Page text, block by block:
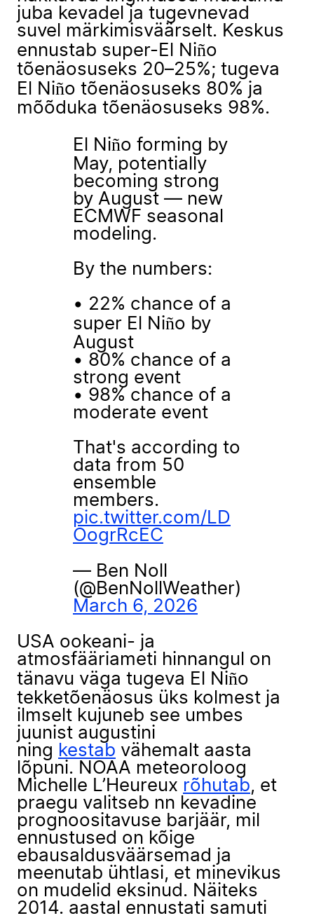
juba kevadel ja tugevnevad
suvel märkimisväärselt. Keskus
ennustab super-El Niño
tõenäosuseks 20–25%; tugeva
El Niño tõenäosuseks 80% ja
mõõduka tõenäosuseks 98%.
El Niño forming by
May, potentially
becoming strong
by August — new
ECMWF seasonal
modeling.
By the numbers:
• 22% chance of a
super El Niño by
August
• 80% chance of a
strong event
• 98% chance of a
moderate event
That's according to
data from 50
ensemble
members.
pic.twitter.com/LD
OogrRcEC
— Ben Noll
(@BenNollWeather)
March 6, 2026
USA ookeani- ja
atmosfääriameti hinnangul on
tänavu väga tugeva El Niño
tekketõenäosus üks kolmest ja
ilmselt kujuneb see umbes
juunist augustini
ning kestab vähemalt aasta
lõpuni. NOAA meteoroloog
Michelle L’Heureux rõhutab, et
praegu valitseb nn kevadine
prognoositavuse barjäär, mil
ennustused on kõige
ebausaldusväärsemad ja
meenutab ühtlasi, et minevikus
on mudelid eksinud. Näiteks
2014. aastal ennustati samuti